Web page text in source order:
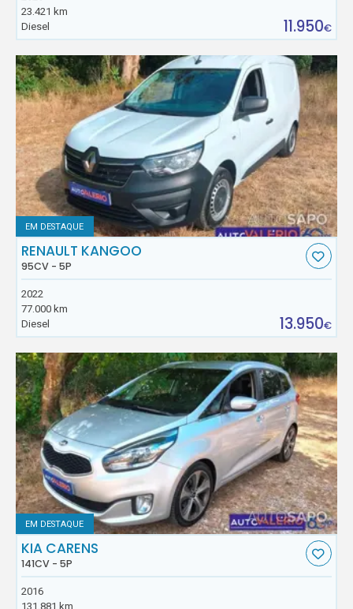
23.421 km
Diesel
11.950€
EM DESTAQUE
RENAULT KANGOO
95CV - 5P
2022
77.000 km
Diesel
13.950€
EM DESTAQUE
KIA CARENS
141CV - 5P
2016
131.881 km